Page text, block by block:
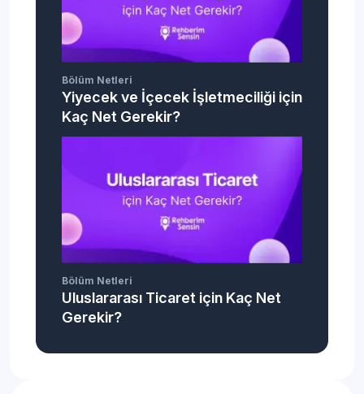
Bölüm Netleri
Yiyecek ve İçecek İşletmeciliği için
Kaç Net Gerekir?
Bölüm Netleri
Uluslararası Ticaret için Kaç Net
Gerekir?